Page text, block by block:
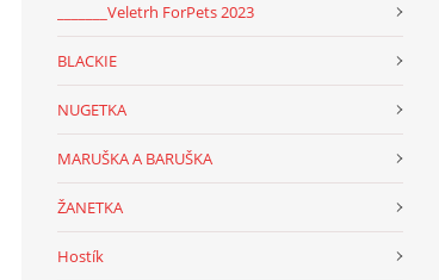
_______Veletrh ForPets 2023
BLACKIE
NUGETKA
MARUŠKA A BARUŠKA
ŽANETKA
Hostík